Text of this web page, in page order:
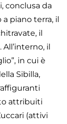
conclusa da
piano terra, il
il
il
in cui è
Sibilla,
attribuiti
(attivi